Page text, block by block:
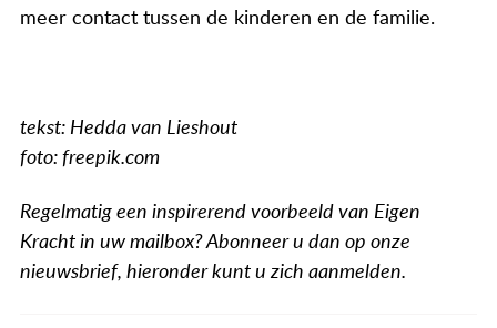
meer contact tussen de kinderen en de familie.
tekst: Hedda van Lieshout
foto: freepik.com
Regelmatig een inspirerend voorbeeld van Eigen
Kracht in uw mailbox? Abonneer u dan op onze
nieuwsbrief, hieronder kunt u zich aanmelden.